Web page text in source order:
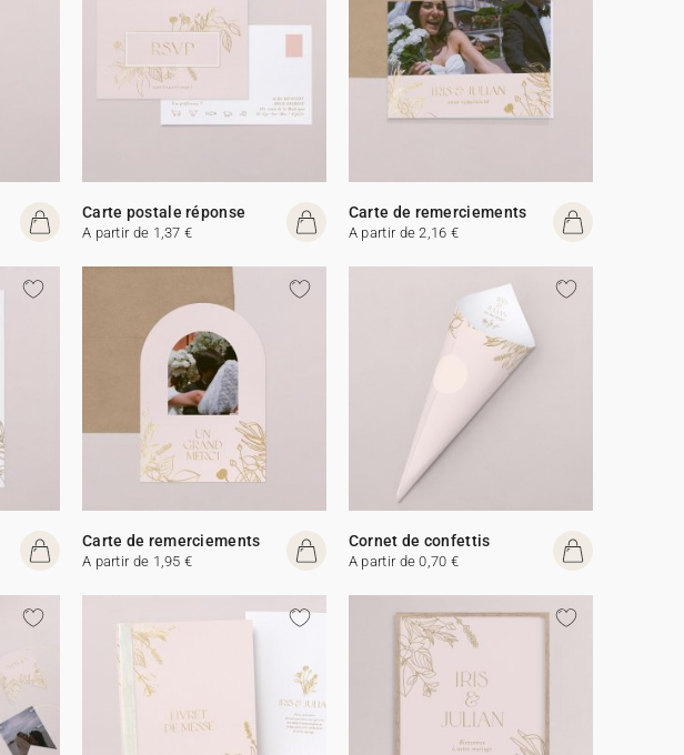
Carte postale réponse
A partir de 1,37 €
Carte de remerciements
A partir de 2,16 €
Carte de remerciements
A partir de 1,95 €
Cornet de confettis
A partir de 0,70 €